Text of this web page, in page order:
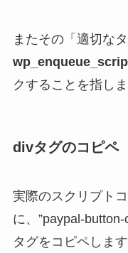
またその「適切な
クすることを指しま
divタグのコピペ
実際のスクリプト
に、”paypal-
タグをコピペします